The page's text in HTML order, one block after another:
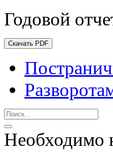
Годовой
Скачать PDF
Необходимо